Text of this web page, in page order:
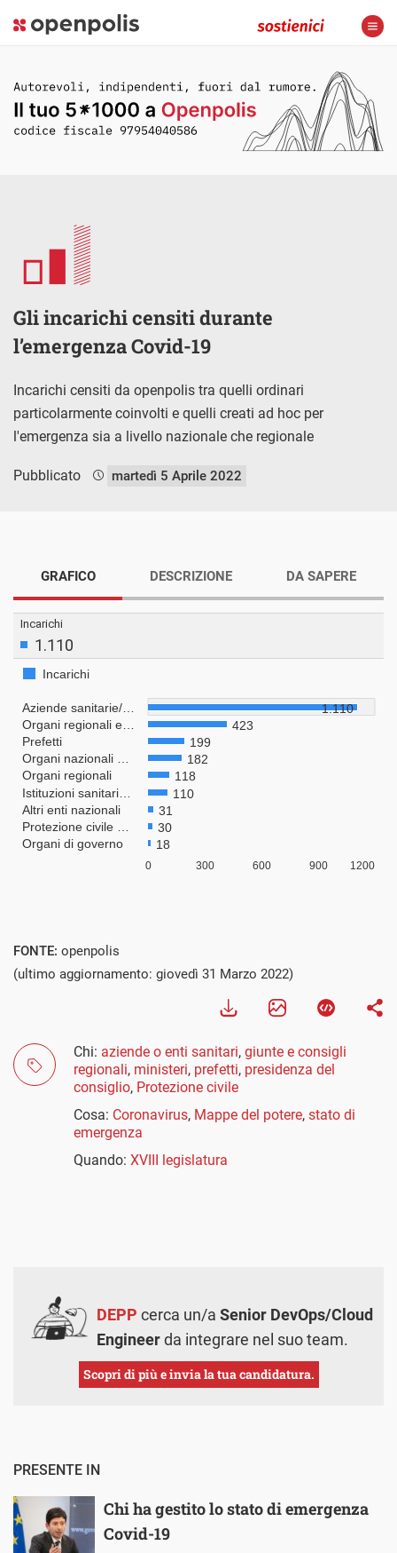
Gli incarichi censiti durante
l’emergenza Covid-19
Incarichi censiti da openpolis tra quelli ordinari
particolarmente coinvolti e quelli creati ad hoc per
l'emergenza sia a livello nazionale che regionale
Pubblicato martedì 5 Aprile 2022
GRAFICO DESCRIZIONE DA SAPERE
FONTE: openpolis
(ultimo aggiornamento: giovedì 31 Marzo 2022)
Chi: aziende o enti sanitari, giunte e consigli
regionali, ministeri, prefetti, presidenza del
consiglio, Protezione civile
Cosa: Coronavirus, Mappe del potere, stato di
emergenza
Quando: XVIII legislatura
DEPP cerca un/a Senior DevOps/Cloud
Engineerda integrare nel suo team.
Scopri di più e invia la tua candidatura.
PRESENTE IN
Chi ha gestito lo stato di emergenza
Covid-19